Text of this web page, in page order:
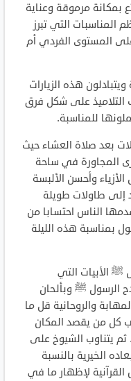
بمكانة مرموقة وعناية
المناسبات التي تبرز
المستوى الفردي أم
هذه الزيارات
على شكل فرق
للمناسبة.
بعد صلاة العشاء حيث
المجاورة في ساحة
وأحسن الألبسة
إلى طاولات طويلة
الناس احتسابا من
بمناسبة هذه الليلة
ﷺ الأبيات التي
الرسول ﷺ وبألحان
والروحانية قل ما
كل من يقصد المكان
يتناوب الشيوخ على
الخيرية بالنسبة
القرآنية لإظهار ما في